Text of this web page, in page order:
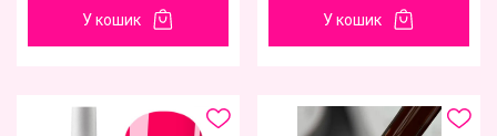
У кошик У кошик